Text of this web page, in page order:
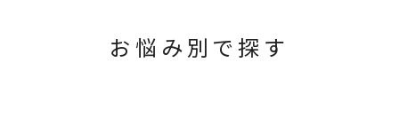
お悩み別で探す